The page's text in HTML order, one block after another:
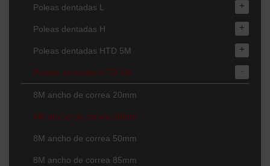
Poleas dentadas L +
Poleas dentadas H +
Poleas dentadas HTD 5M +
Poleas dentadas HTD 8M -
8M ancho de correa 20mm
8M ancho de correa 30mm
8M ancho de correa 50mm
8M ancho de correa 85mm